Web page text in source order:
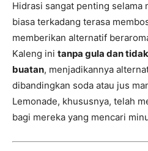
Hidrasi sangat penting selama
biasa terkadang terasa
memberikan alternatif
Kaleng ini tanpa gula dan
buatan, menjadikannya
dibandingkan soda atau jus
Lemonade, khususnya, telah
bagi mereka yang mencari